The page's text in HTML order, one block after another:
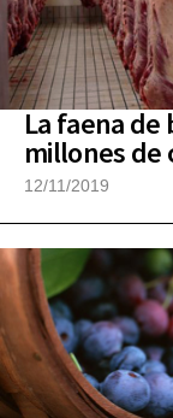
La faena de
millones de
12/11/2019